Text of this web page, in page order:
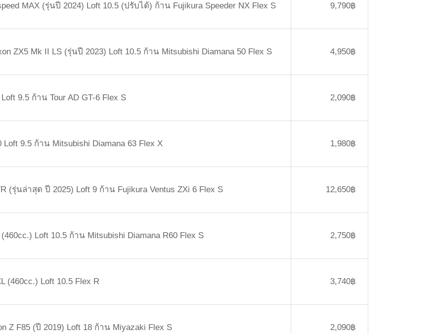
MAX (รุ่นปี 2024) Loft 10.5 (ปรับได้) ก้าน Fujikura Speeder NX Flex S 9,790฿
ZX5 Mk II LS (รุ่นปี 2023) Loft 10.5 ก้าน Mitsubishi Diamana 50 Flex S 4,950฿
9.5 ก้าน Tour AD GT-6 Flex S 2,090฿
Loft 9.5 ก้าน Mitsubishi Diamana 63 Flex X 1,980฿
(รุ่นล่าสุด ปี 2025) Loft 9 ก้าน Fujikura Ventus ZXi 6 Flex S 12,650฿
Loft 10.5 ก้าน Mitsubishi Diamana R60 Flex S 2,750฿
(460cc.) Loft 10.5 Flex R 3,740฿
Z F85 (ปี 2019) Loft 18 ก้าน Miyazaki Flex S 2,090฿